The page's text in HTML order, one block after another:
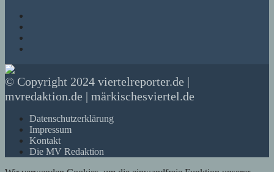
© Copyright 2024 viertelreporter.de |
mvredaktion.de | märkischesviertel.de
Datenschutzerklärung
Impressum
Kontakt
Die MV Redaktion